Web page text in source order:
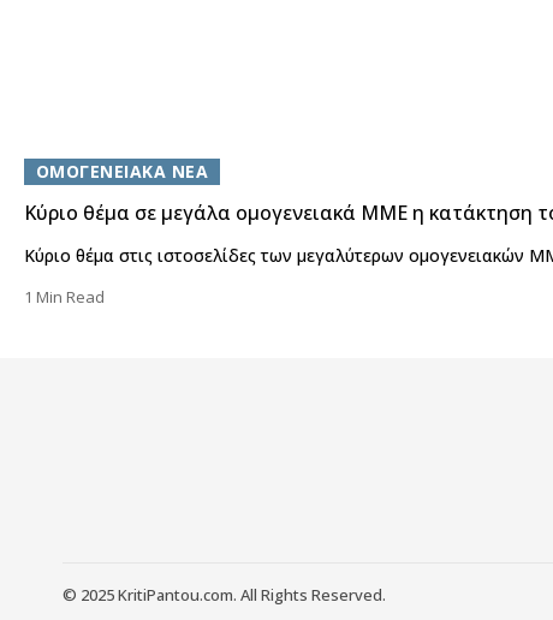
ΟΜΟΓΕΝΕΙΑΚΑ ΝΕΑ
Κύριο θέμα σε μεγάλα ομογενειακά ΜΜΕ η
Κύριο θέμα στις ιστοσελίδες των μεγαλύτερων ομογενειακών
1 Min Read
© 2025 KritiPantou.com. All Rights Reserved.